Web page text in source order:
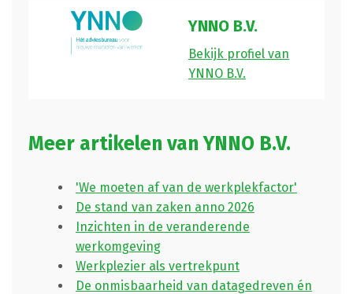
YNNO B.V.
Bekijk profiel van
YNNO B.V.
Meer artikelen van YNNO B.V.
'We moeten af van de werkplekfactor'
De stand van zaken anno 2026
Inzichten in de veranderende
werkomgeving
Werkplezier als vertrekpunt
De onmisbaarheid van datagedreven én